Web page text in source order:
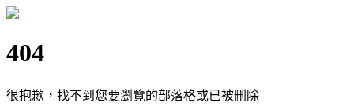
404
很抱歉，找不到您要瀏覽的部落格或已被刪除